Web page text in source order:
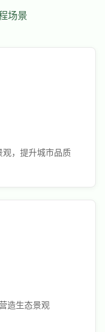
场景
，提升城市品质
造生态景观